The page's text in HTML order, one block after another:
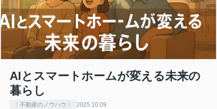
AIとスマートホームが変える未来の
暮らし
〈 不動産のノウハウ 〉 2025.10.09